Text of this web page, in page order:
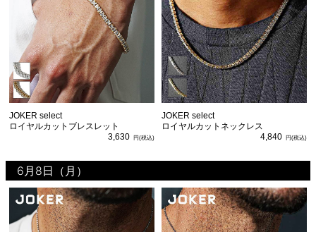
JOKER select
ロイヤルカットブレスレット
3,630
JOKER select
ロイヤルカットネックレス
4,840
6月8日（月）